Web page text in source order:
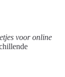
voor online